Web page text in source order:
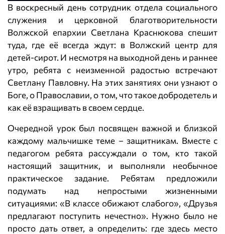
В воскресный день сотрудник отдела социального
служения и церковной благотворительности
Волжской епархии Светлана Краснюкова спешит
туда, где её всегда ждут: в Волжский центр для
детей-сирот. И несмотря на выходной день и раннее
утро, ребята с неизменной радостью встречают
Светлану Павловну. На этих занятиях они узнают о
Боге, о Православии, о том, что такое добродетель и
как её взращивать в своем сердце.
Очередной урок был посвящен важной и близкой
каждому мальчишке теме – защитникам. Вместе с
педагогом ребята рассуждали о том, кто такой
настоящий защитник, и выполняли необычное
практическое задание. Ребятам предложили
подумать над непростыми жизненными
ситуациями: «В классе обижают слабого», «Друзья
предлагают поступить нечестно». Нужно было не
просто дать ответ, а определить: где здесь место